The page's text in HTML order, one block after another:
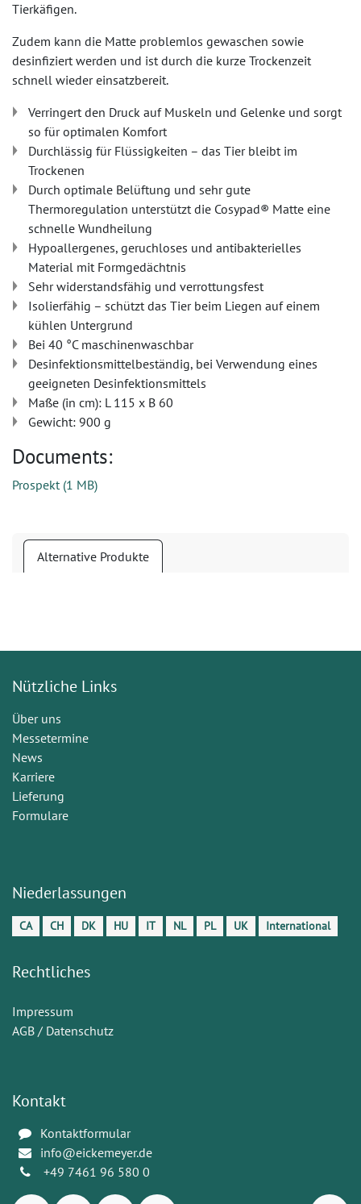
Tierkäfigen.
Zudem kann die Matte problemlos gewaschen sowie
desinfiziert werden und ist durch die kurze Trockenzeit
schnell wieder einsatzbereit.
Verringert den Druck auf Muskeln und Gelenke und sorgt
so für optimalen Komfort
Durchlässig für Flüssigkeiten – das Tier bleibt im
Trockenen
Durch optimale Belüftung und sehr gute
Thermoregulation unterstützt die Cosypad® Matte eine
schnelle Wundheilung
Hypoallergenes, geruchloses und antibakterielles
Material mit Formgedächtnis
Sehr widerstandsfähig und verrottungsfest
Isolierfähig – schützt das Tier beim Liegen auf einem
kühlen Untergrund
Bei 40 °C maschinenwaschbar
Desinfektionsmittelbeständig, bei Verwendung eines
geeigneten Desinfektionsmittels
Maße (in cm): L 115 x B 60
Gewicht: 900 g
Documents:
Prospekt(1 MB)
Alternative Produkte
Nützliche Links
Über uns
Messetermine
News
Karriere
Lieferung
Formulare
Niederlassungen
CA CH DK HU IT NL PL UK International
Rechtliches
Impressum
AGB / Datenschutz
Kontakt
Kontaktformular
info@eickemeyer.de
+49 7461 96 580 0